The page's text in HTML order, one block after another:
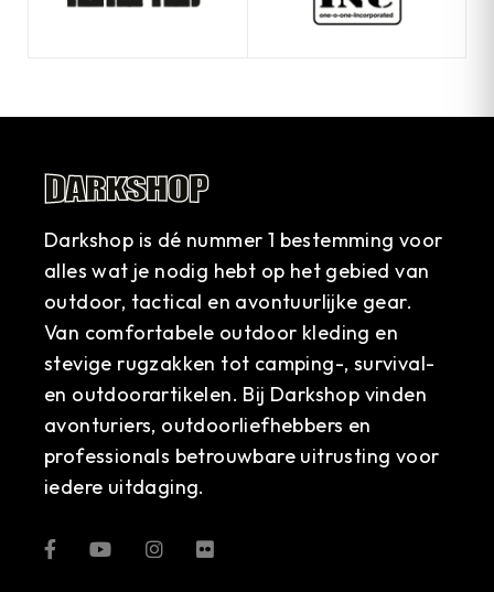
Darkshop is dé nummer 1 bestemming voor
alles wat je nodig hebt op het gebied van
outdoor, tactical en avontuurlijke gear.
Van comfortabele outdoor kleding en
stevige rugzakken tot camping-, survival-
en outdoorartikelen. Bij Darkshop vinden
avonturiers, outdoorliefhebbers en
professionals betrouwbare uitrusting voor
iedere uitdaging.